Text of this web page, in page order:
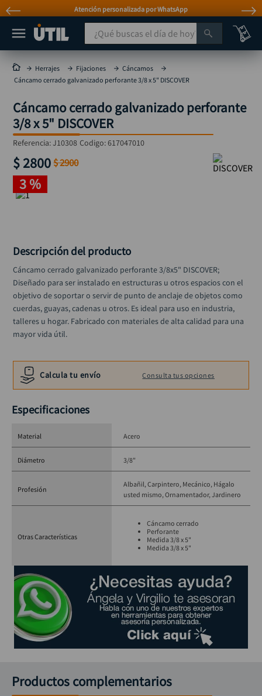
Atención personalizada por WhatsApp
¿Qué buscas el día de hoy?
Herrajes Fijaciones
Cáncamos
Cáncamo cerrado galvanizado perforante 3/8 x 5" DISCOVER
Cáncamo cerrado galvanizado perforante
3/8 x 5" DISCOVER
Referencia:J10308 Codigo:617047010
$2800 $2900
3 %
Descripción del producto
Cáncamo cerrado galvanizado perforante 3/8x5" DISCOVER;
Diseñado para ser instalado en estructuras u otros espacios con el
objetivo de soportar o servir de punto de anclaje de objetos como
cuerdas, guayas, cadenas u otros. Es ideal para uso en industria,
talleres u hogar. Fabricado con materiales de alta calidad para una
mayor vida útil.
Calcula tu envío Consulta tus opciones
Especificaciones
Material Acero
Diámetro 3/8"
Profesión
Albañil Carpintero Mecánico Hágalo
usted mismo Ornamentador Jardinero
Otras Características
Cáncamo cerrado
Perforante
Medida 3/8 x 5"
Medida 3/8 x 5"
Productos complementarios
MÁS BUSCADOS
taladro
taladros pulidoras
compresor
llave
sierra circular
ruteadora
rueda
alicate